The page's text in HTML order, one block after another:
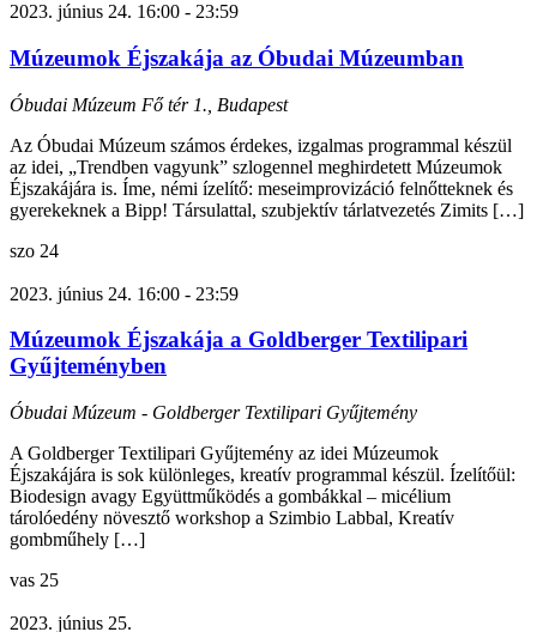
2023. június 24. 16:00 - 23:59
Múzeumok Éjszakája az Óbudai Múzeumban
Óbudai Múzeum Fő tér 1., Budapest
Az Óbudai Múzeum számos érdekes, izgalmas programmal készül
az idei, „Trendben vagyunk” szlogennel meghirdetett Múzeumok
Éjszakájára is. Íme, némi ízelítő: meseimprovizáció felnőtteknek és
gyerekeknek a Bipp! Társulattal, szubjektív tárlatvezetés Zimits […]
szo 24
2023. június 24. 16:00 - 23:59
Múzeumok Éjszakája a Goldberger Textilipari
Gyűjteményben
Óbudai Múzeum - Goldberger Textilipari Gyűjtemény
A Goldberger Textilipari Gyűjtemény az idei Múzeumok
Éjszakájára is sok különleges, kreatív programmal készül. Ízelítőül:
Biodesign avagy Együttműködés a gombákkal – micélium
tárolóedény növesztő workshop a Szimbio Labbal, Kreatív
gombműhely […]
vas 25
2023. június 25.